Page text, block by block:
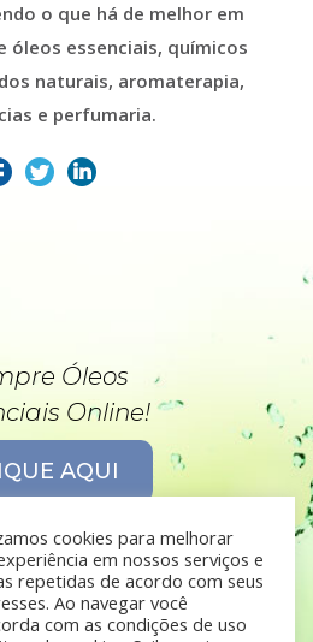
o que há de melhor em
óleos essenciais, químicos
naturais, aromaterapia,
e perfumaria.
Óleos
Online!
AQUI
cookies para melhorar
em nossos serviços e
repetidas de acordo com seus
Ao navegar você
com as condições de uso